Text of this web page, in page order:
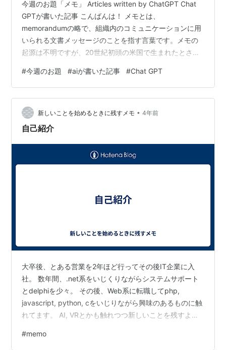
今週のお題「メモ」 Articles written by ChatGPT Chat
GPTが書いた記事 こんばんは！ メモとは、
memorandumの略で、組織内のコミュニケーションに用
いられる文書メッセージのことを指す言葉です。メモの
起源は不明ですが、20世紀初頭の米国で生まれたとされ
ミュニケーションのための重要なツールであった。メモ
のおかげで、管理職や経営者は、顔を合わせることなく
部下とコミュニケーションをとることができた。メモが
あれば、会議の予定や方針の変更など、重要な情報を簡
単に伝えることができた。 メモが普及するにつれて、メ
#今週のお題 #aiが書いた記事 #Chat GPT
新しいことを始めるときに残すメモ • 4年前
自己紹介
大卒後、とある営業を2年ほど行ってその後IT企業に入
社。 数年間、.net系をいじくりながらシステムサポート
とdelphiを少々。 その後、Web系に転職してphp,
javascript, python, cをいじりながら興味のあるものに触
れてます。 AI, VRとかも触れつつ新しいことを残すよう
#memo